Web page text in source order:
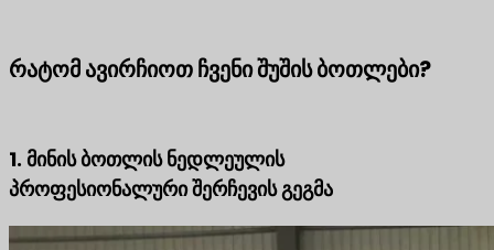
რატომ ავირჩიოთ ჩვენი შუშის ბოთლები?
1. მინის ბოთლის ნედლეულის
პროფესიონალური შერჩევის გეგმა